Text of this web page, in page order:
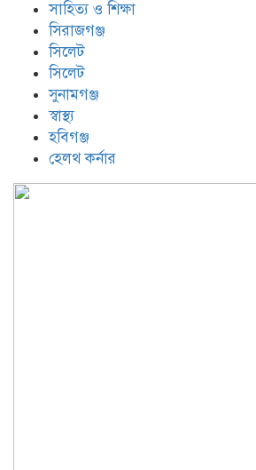
সাহিত্য ও শিক্ষা
সিরাজগঞ্জ
সিলেট
সিলেট
সুনামগঞ্জ
স্বাস্থ্য
হবিগঞ্জ
হেলথ কর্নার